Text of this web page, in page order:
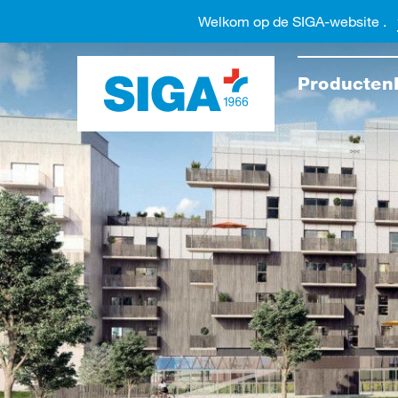
Producten
Welkom op de SIGA-website .